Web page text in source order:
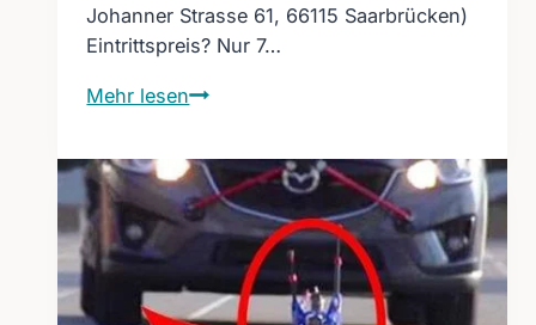
Johanner Strasse 61, 66115 Saarbrücken)
Eintrittspreis? Nur 7…
Mehr lesenJOMI
Filmpremiere